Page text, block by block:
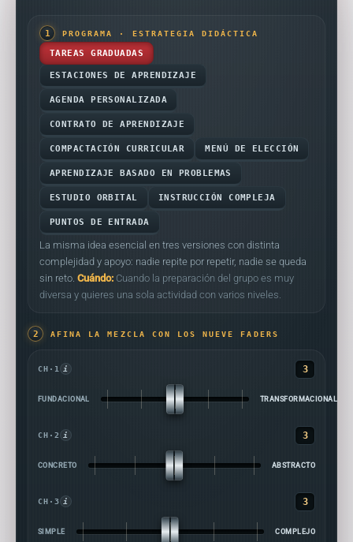
1 PROGRAMA · ESTRATEGIA DIDÁCTICA
TAREAS GRADUADAS
ESTACIONES DE APRENDIZAJE
AGENDA PERSONALIZADA
CONTRATO DE APRENDIZAJE
COMPACTACIÓN CURRICULAR MENÚ DE ELECCIÓN
APRENDIZAJE BASADO EN PROBLEMAS
ESTUDIO ORBITAL INSTRUCCIÓN COMPLEJA
PUNTOS DE ENTRADA
La misma idea esencial en tres versiones con distinta
complejidad y apoyo: nadie repite por repetir, nadie se queda
sin reto. Cuándo: Cuando la preparación del grupo es muy
diversa y quieres una sola actividad con varios niveles.
2 AFINA LA MEZCLA CON LOS NUEVE FADERS
CH·1 i
TRANSFORMACIONAL
FUNDACIONAL
3
CH·2 i
ABSTRACTO
CONCRETO
3
CH·3 i
COMPLEJO
SIMPLE
3